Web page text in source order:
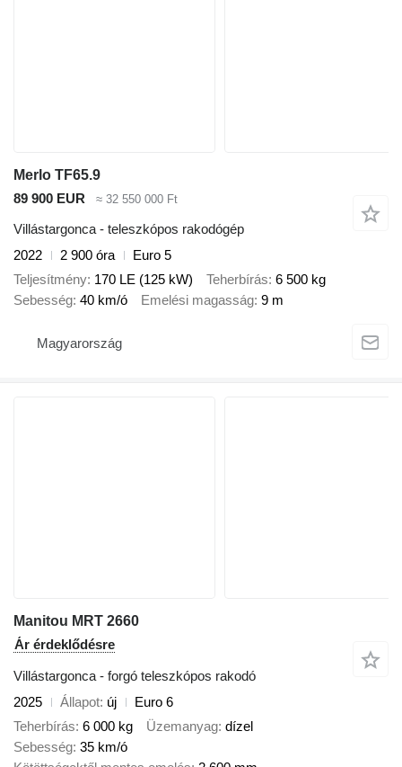
Merlo TF65.9
89 900 EUR
≈ 32 550 000 Ft
Villástargonca - teleszkópos rakodógép
2022
2 900 óra
Euro 5
Teljesítmény 170 LE (125 kW) Teherbírás 6 500 kg
Sebesség 40 km/ó Emelési magasság 9 m
Magyarország
Manitou MRT 2660
Ár érdeklődésre
Villástargonca - forgó teleszkópos rakodó
2025
Állapot új
Euro 6
Teherbírás 6 000 kg Üzemanyag dízel
Sebesség 35 km/ó